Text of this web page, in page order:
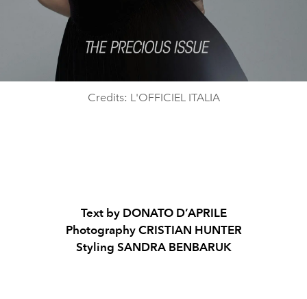
Credits: L'OFFICIEL ITALIA
Text by DONATO D’APRILE
Photography CRISTIAN HUNTER
Styling SANDRA BENBARUK